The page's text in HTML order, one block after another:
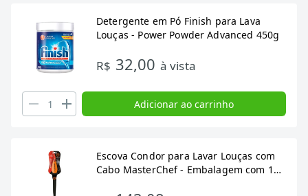
Detergente em Pó Finish para Lava
Louças - Power Powder Advanced 450g
R$ 32,00 à vista
Adicionar ao carrinho
Escova Condor para Lavar Louças com
Cabo MasterChef - Embalagem com 12